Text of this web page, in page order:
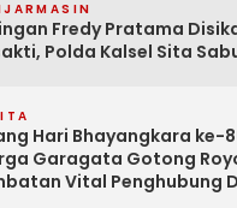
Fredy Pratama
Polda Kalsel Sita
Hari Bhayangkara ke-
Garagata Gotong
Vital Penghubung